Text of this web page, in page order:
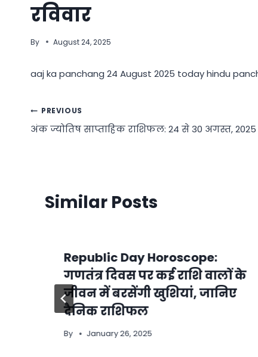
रविवार
By August 24, 2025
aaj ka panchang 24 August 2025 today hindu
Post
navigation
PREVIOUS
अंक ज्योतिष साप्ताहिक राशिफल: 24 से 30 अगस्त, 2025
Similar Posts
Republic Day Horoscope:
गणतंत्र दिवस पर कई राशि वालों के
जीवन में बरसेंगी खुशियां, जानिए
दैनिक राशिफल
By January 26, 2025